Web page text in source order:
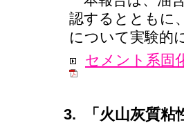
認するとともに
について実験的
セメント系固
3. 「火山灰質粘